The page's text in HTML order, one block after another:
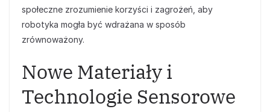
społeczne zrozumienie korzyści i zagrożeń, aby
robotyka mogła być wdrażana w sposób
zrównoważony.
Nowe Materiały i
Technologie Sensorowe